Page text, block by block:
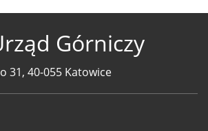
Górniczy
31, 40-055 Katowice